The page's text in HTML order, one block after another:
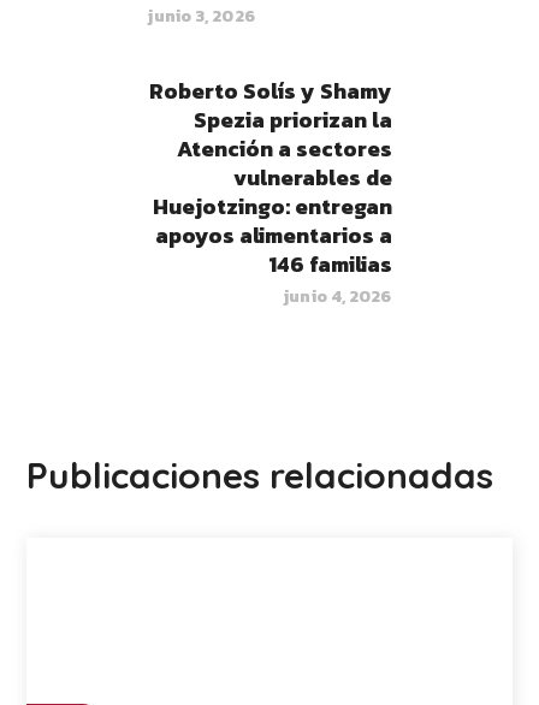
junio 3, 2026
Roberto Solís y Shamy
Spezia priorizan la
Atención a sectores
vulnerables de
Huejotzingo: entregan
apoyos alimentarios a
146 familias
junio 4, 2026
Publicaciones relacionadas